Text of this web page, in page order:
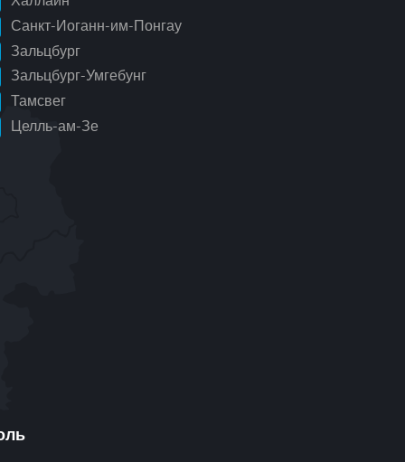
Санкт-Иоганн-им-Понгау
Зальцбург
Зальцбург-Умгебунг
Тамсвег
Целль-ам-Зе